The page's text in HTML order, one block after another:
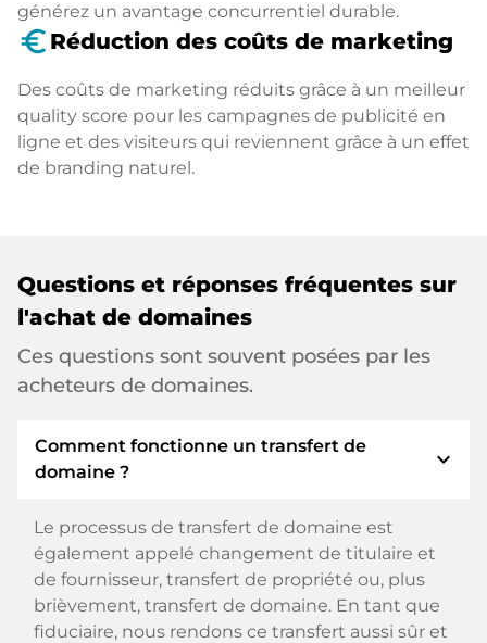
générez un avantage concurrentiel durable.
euro_symbol Réduction des coûts de marketing
Des coûts de marketing réduits grâce à un meilleur
quality score pour les campagnes de publicité en
ligne et des visiteurs qui reviennent grâce à un effet
de branding naturel.
Questions et réponses fréquentes sur
l'achat de domaines
Ces questions sont souvent posées par les
acheteurs de domaines.
Comment fonctionne un transfert de
domaine ?
expand_more
Le processus de transfert de domaine est
également appelé changement de titulaire et
de fournisseur, transfert de propriété ou, plus
brièvement, transfert de domaine. En tant que
fiduciaire, nous rendons ce transfert aussi sûr et